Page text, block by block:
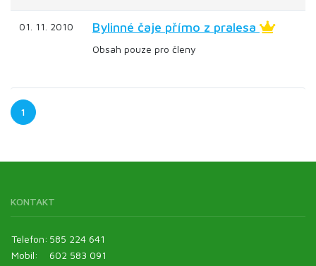
01. 11. 2010 Bylinné čaje přímo z pralesa
Obsah pouze pro členy
1
KONTAKT
Telefon: 585 224 641
Mobil:
602 583 091